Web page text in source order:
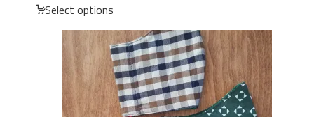
Select options